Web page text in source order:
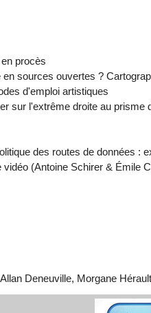
procès
sources ouvertes ?
d'emploi artistiques
sur l'extrême droite au prisme
des routes de données :
(Antoine Schirer & Émile
Deneuville, Morgane